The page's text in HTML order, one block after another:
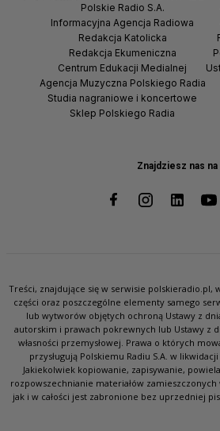
Znajdziesz nas na
Polskie Radio S.A.
Informacyjna Agencja Radiowa
Redakcja Katolicka
Redakcja Ekumeniczna
Centrum Edukacji Medialnej
Agencja Muzyczna Polskiego Radia
Studia nagraniowe i koncertowe
Sklep Polskiego Radia
Treści, znajdujące się w serwisie polskieradio.pl,
części oraz poszczególne elementy samego
lub wytworów objętych ochroną Ustawy z
autorskim i prawach pokrewnych lub Ustawy z
własności przemysłowej. Prawa o których
przysługują Polskiemu Radiu S.A. w
Jakiekolwiek kopiowanie, zapisywanie,
rozpowszechnianie materiałów
jak i w całości jest zabronione bez uprzedniej